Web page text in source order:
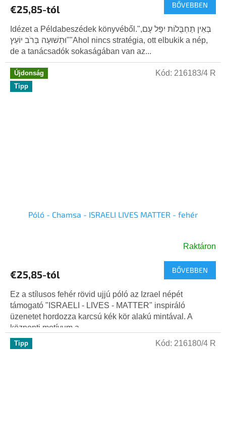
€25,85-tól BŐVEBBEN
Idézet a Példabeszédek könyvéből."בְּאֵין תַּחְבֻּלוֹת יִפָּל עָם,
וּתְשׁוּעָה בְּרֹב יוֹעֵץ""Ahol nincs stratégia, ott elbukik a nép,
de a tanácsadók sokaságában van az...
Újdonság
Tipp
Póló - Chamsa - ISRAELI LIVES MATTER - fehér
Raktáron
€25,85-tól BŐVEBBEN
Ez a stílusos fehér rövid ujjú póló az Izrael népét
támogató "ISRAELI - LIVES - MATTER" inspiráló
üzenetet hordozza karcsú kék kör alakú mintával. A
központi motívum a...
Kód: 216183/4 R
Tipp Kód: 216180/4 R